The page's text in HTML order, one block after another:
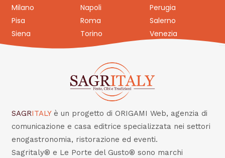
Milano
Napoli
Perugia
Pisa
Roma
Salerno
Siena
Torino Venezia
SAGRITALY è un progetto di ORIGAMI Web, agenzia di
comunicazione e casa editrice specializzata nei settori
enogastronomia, ristorazione ed eventi.
Sagritaly® e Le Porte del Gusto® sono marchi